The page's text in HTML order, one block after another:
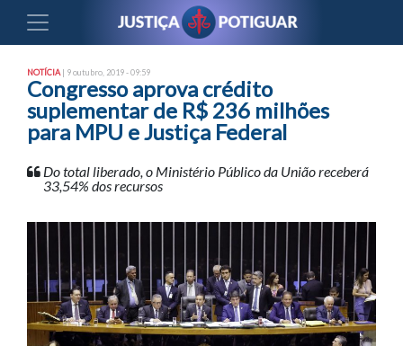
NOTÍCIA | 9 outubro, 2019 - 09:59
Congresso aprova crédito
suplementar de R$ 236 milhões
para MPU e Justiça Federal
Do total liberado, o Ministério Público da União receberá
33,54% dos recursos